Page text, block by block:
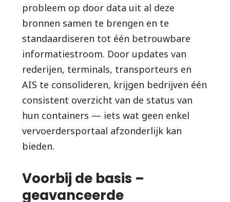
probleem op door data uit al deze
bronnen samen te brengen en te
standaardiseren tot één betrouwbare
informatiestroom. Door updates van
rederijen, terminals, transporteurs en
AIS te consolideren, krijgen bedrijven één
consistent overzicht van de status van
hun containers — iets wat geen enkel
vervoerdersportaal afzonderlijk kan
bieden.
Voorbij de basis –
geavanceerde